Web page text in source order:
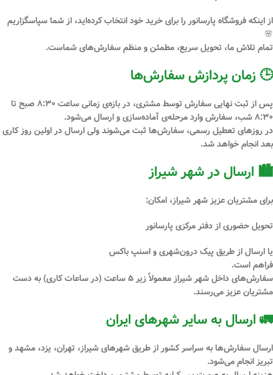
از اینکه فروشگاه پارسانوررا برای خرید خود انتخاب کرده‌اید، از شما سپاسگزاریم
🌸
تمام تلاش ما، تحویل سریع، مطمئن و منظم سفارش‌های شماست.
🕒 زمان پردازش سفارش‌ها
پس از ثبت نهایی سفارش توسط مشتری، در بازه‌ی زمانی
ساعت ۸:۳۰ صبح تا
۸:۳۰ شب
، سفارش وارد مرحله‌ی آماده‌سازی و ارسال می‌شود.
درروزهای تعطیل رسمی، سفارش‌ها ثبت می‌شوند ولی ارسال در اولین روز کاری
بعد انجام خواهد شد.
🏙 ارسال در شهر شیراز
برای مشتریان عزیزشهر شیراز، امکان:
تحویلحضوری از دفتر مرکزی پارسانور
یا ارسال از طریق پیک درون‌شهریواسنپ باکس
فراهم است.
سفارش‌های داخل شهر شیراز معمولاًزیر ۵ ساعت
(در ساعات کاری) به دست
مشتریان عزیز می‌رسند.
🚛 ارسال به سایر شهرهای ایران
ارسال سفارش‌ها به سراسر کشور از طریق شهرهایشیراز، تهران، یزد، مشهد و
تبریزانجام می‌شود.